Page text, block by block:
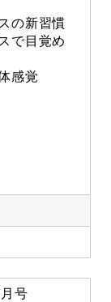
の新習慣
で目覚め
感覚
号